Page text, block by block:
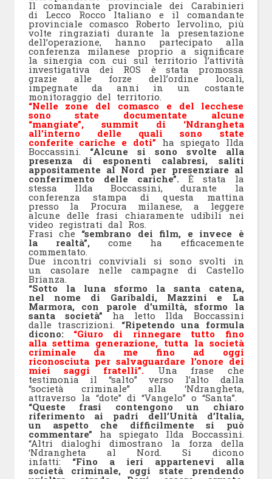
Il comandante provinciale dei Carabinieri
di Lecco Rocco Italiano e il comandante
provinciale comasco Roberto Iervolino, più
volte ringraziati durante la presentazione
dell’operazione, hanno partecipato alla
conferenza milanese proprio a significare
la sinergia con cui sul territorio l’attività
investigativa dei ROS è stata promossa
grazie alle forze dell’ordine locali,
impegnate da anni in un costante
monitoraggio del territorio.
“Nelle zone del comasco e del lecchese
sono state documentate alcune
“mangiate”, summit di ‘Ndrangheta
all’interno delle quali sono state
conferite cariche e doti” ha spiegato Ilda
Boccassini. “Alcune si sono svolte alla
presenza di esponenti calabresi, saliti
appositamente al Nord per presenziare al
conferimento delle cariche”. È stata la
stessa Ilda Boccassini, durante la
conferenza stampa di questa mattina
presso la Procura milanese, a leggere
alcune delle frasi chiaramente udibili nei
video registrati dal Ros.
Frasi che “sembrano dei film, e invece è
la realtà”,come ha efficacemente
commentato.
Due incontri conviviali si sono svolti in
un casolare nelle campagne di Castello
Brianza.
“Sotto la luna sformo la santa catena,
nel nome di Garibaldi, Mazzini e La
Marmora, con parole d’umiltà, sformo la
santa società” ha letto Ilda Boccassini
dalle trascrizioni. “Ripetendo una formula
dicono: “Giuro di rinnegare tutto fino
alla settima generazione, tutta la società
criminale da me fino ad oggi
riconosciuta per salvaguardare l’onore dei
miei saggi fratelli”. Una frase che
testimonia il “salto” verso l’alto dalla
“società criminale” alla ‘Ndrangheta,
attraverso la “dote” di “Vangelo” o “Santa”.
“Queste frasi contengono un chiaro
riferimento ai padri dell’Unità d’Italia,
un aspetto che difficilmente si può
commentare” ha spiegato Ilda Boccassini.
“Altri dialoghi dimostrano la forza della
‘Ndrangheta al Nord. Si dicono
infatti: “Fino a ieri appartenevi alla
società criminale, oggi state prendendo